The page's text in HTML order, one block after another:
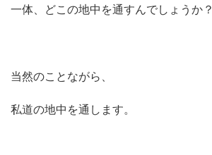
一体、どこの地中を通すんでしょうか？
当然のことながら、
私道の地中を通します。